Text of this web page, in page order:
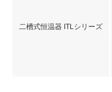
二槽式恒温器 ITLシリーズ